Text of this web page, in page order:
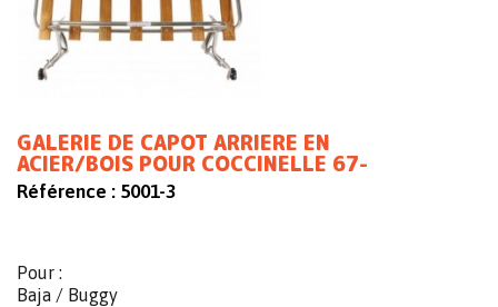
GALERIE DE CAPOT ARRIERE EN
ACIER/BOIS POUR COCCINELLE 67-
Référence : 5001-3
Pour :
Baja / Buggy